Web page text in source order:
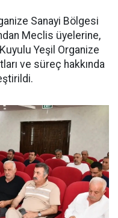
Sanayi Bölgesi
Meclis üyelerine,
Yeşil Organize
ve süreç hakkında